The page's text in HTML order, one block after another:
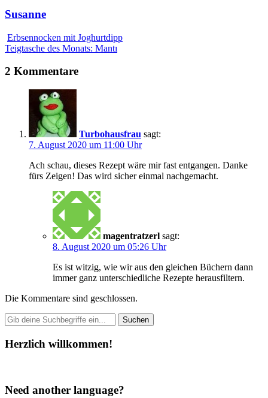
Susanne
Erbsennocken mit Joghurtdipp
Teigtasche des Monats: Mantı
2 Kommentare
Turbohausfrau sagt:
7. August 2020 um 11:00 Uhr
Ach schau, dieses Rezept wäre mir fast entgangen. Danke
fürs Zeigen! Das wird sicher einmal nachgemacht.
magentratzerl sagt:
8. August 2020 um 05:26 Uhr
Es ist witzig, wie wir aus den gleichen Büchern dann
immer ganz unterschiedliche Rezepte herausfiltern.
Die Kommentare sind geschlossen.
Herzlich willkommen!
Need another language?